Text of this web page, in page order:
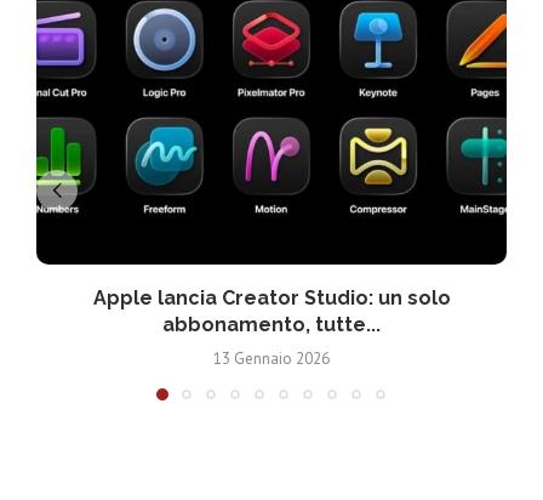
Apple lancia Creator Studio: un solo
abbonamento, tutte...
13 Gennaio 2026